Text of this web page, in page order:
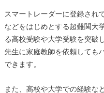
スマートレーダーに登録され
などをはじめとする超難関大
る高校受験や大学受験を突破
先生に家庭教師を依頼しても
できます。
また、高校や大学での経験な